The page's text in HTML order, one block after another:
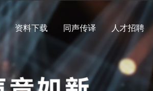
资料下载 同声传译 人才招聘